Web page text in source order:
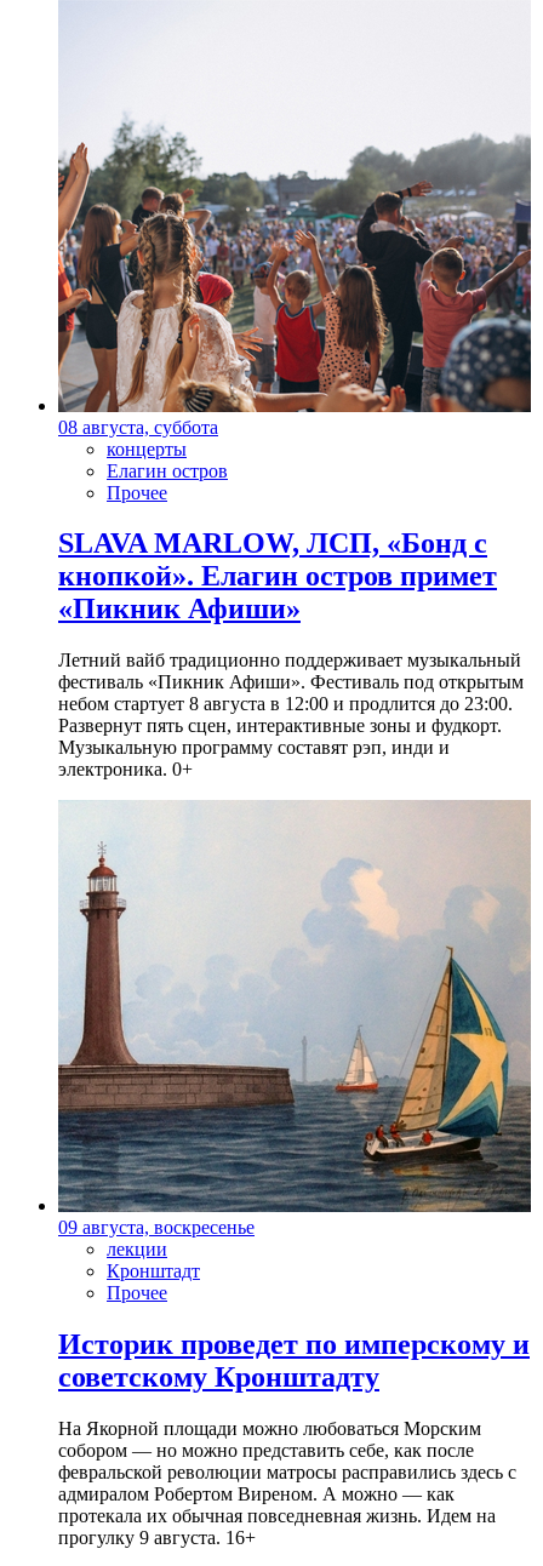
08 августа, суббота
концерты
Елагин остров
Прочее
SLAVA MARLOW, ЛСП, «Бонд с
кнопкой». Елагин остров примет
«Пикник Афиши»
Летний вайб традиционно поддерживает музыкальный
фестиваль «Пикник Афиши». Фестиваль под открытым
небом стартует 8 августа в 12:00 и продлится до 23:00.
Развернут пять сцен, интерактивные зоны и фудкорт.
Музыкальную программу составят рэп, инди и
электроника. 0+
09 августа, воскресенье
лекции
Кронштадт
Прочее
Историк проведет по имперскому и
советскому Кронштадту
На Якорной площади можно любоваться Морским
собором — но можно представить себе, как после
февральской революции матросы расправились здесь с
адмиралом Робертом Виреном. А можно — как
протекала их обычная повседневная жизнь. Идем на
прогулку 9 августа. 16+